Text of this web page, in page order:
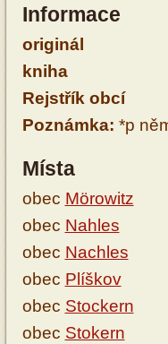
Informace
originál
kniha
Rejstřík obcí
Poznámka: *p
Místa
obec Mörowitz
obec Nahles
obec Nachles
obec Plíškov
obec Stockern
obec Stokern